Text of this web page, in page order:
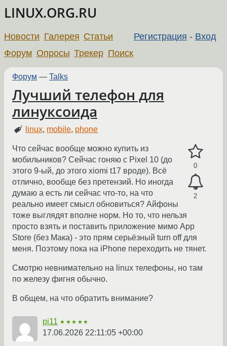
LINUX.ORG.RU
Регистрация - Вход
Новости Галерея Статьи
Форум Опросы Трекер Поиск
Форум — Talks
Лучший телефон для
линуксоида
linux, mobile, phone
0
2
Что сейчас вообще можно купить из
мобильников? Сейчас гоняю с Pixel 10 (до
этого 9-ый, до этого xiomi t17 вроде). Всё
отлично, вообще без претензий. Но иногда
думаю а есть ли сейчас что-то, на что
реально имеет смысл обновиться? Айфоны
тоже выглядят вполне норм. Но то, что нельзя
просто взять и поставить приложение мимо App
Store (без Мака) - это прям серьёзный turn off для
меня. Поэтому пока на iPhone переходить не тянет.
Смотрю невнимательно на linux телефоны, но там
по железу фигня обычно.
В общем, на что обратить внимание?
pi11 ★★★★★
17.06.2026 22:11:05 +00:00